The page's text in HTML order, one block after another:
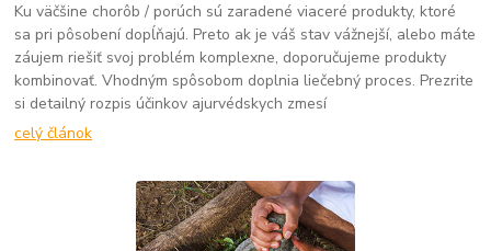
Ku väčšine chorôb / porúch sú zaradené viaceré produkty, ktoré
sa pri pôsobení dopĺňajú. Preto ak je váš stav vážnejší, alebo máte
záujem riešiť svoj problém komplexne, doporučujeme produkty
kombinovať. Vhodným spôsobom doplnia liečebný proces. Prezrite
si detailný rozpis účinkov ajurvédskych zmesí
celý článok